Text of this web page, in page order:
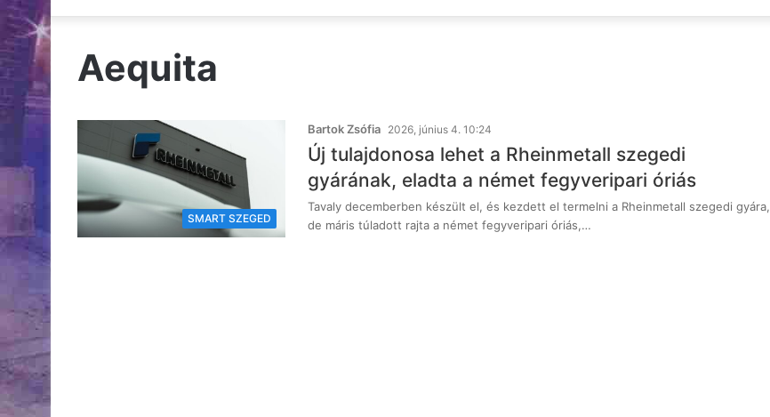
Aequita
SMART SZEGED
Bartok Zsófia 2026, június 4. 10:24
Új tulajdonosa lehet a Rheinmetall szegedi
gyárának, eladta a német fegyveripari óriás
Tavaly decemberben készült el, és kezdett el termelni a Rheinmetall szegedi gyára,
de máris túladott rajta a német fegyveripari óriás,…